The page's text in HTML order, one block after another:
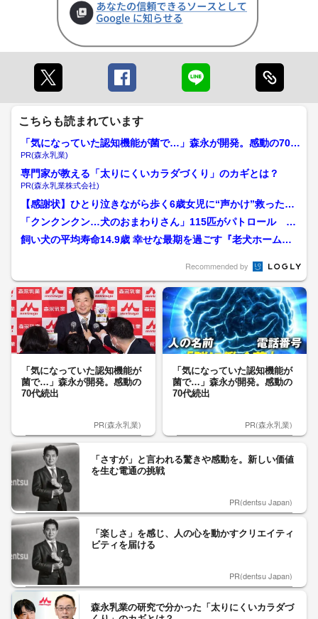
こちらも読まれています
「気になっていた認知機能が菌で…」森永が開発。感動の70代
続出
PR(森永乳業)
専門家が教える「太りにくいカラダづくり」のカギとは？
PR(森永乳業株式会社)
【感謝状】ひとり泣きながら歩く6歳女児に“声かけ”救った大
学教授◇「ワンパト隊」...
「クンクンクン…犬のおまわりさん」115匹がパトロール 広
島県警「ワンパト隊」 ...
飼い犬の平均寿命14.9歳 幸せな最期を過ごす『老犬ホーム』
Recommended by
「気になっていた認知機能が
菌で…」森永が開発。感動の
70代続出
PR(森永乳業)
「気になっていた認知機能が
菌で…」森永が開発。感動の
70代続出
PR(森永乳業)
「さすが」と言われる驚きや感動を。新しい価値
を生む電通の挑戦
PR(dentsu Japan)
「楽しさ」を感じ、人の心を動かすクリエイティ
ビティを届ける
PR(dentsu Japan)
森永乳業の研究で分かった「太りにくいカラダづ